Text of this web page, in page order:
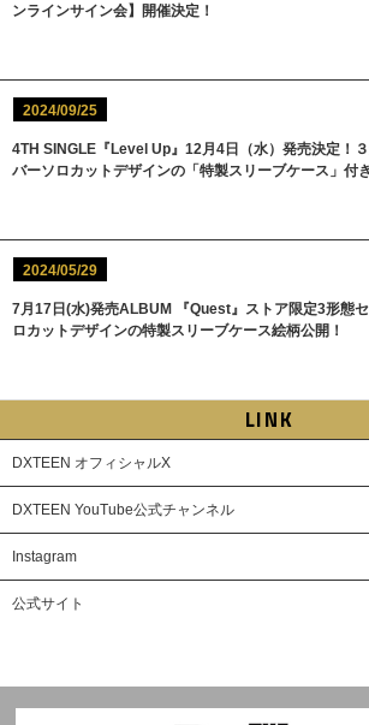
ンラインサイン会】開催決定！
2024/09/25
4TH SINGLE『Level Up』12月4日（水）発売決定！
バーソロカットデザインの「特製スリーブケース」付
2024/05/29
7月17日(水)発売ALBUM 『Quest』ストア限定3形態
ロカットデザインの特製スリーブケース絵柄公開！
LINK
DXTEEN オフィシャルX
DXTEEN YouTube公式チャンネル
Instagram
公式サイト